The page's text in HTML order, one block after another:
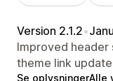
Version 2.1.2•
Improved header
theme link
Se oplysningerAlle